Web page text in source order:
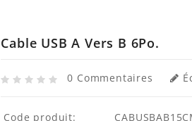
Cable USB A Vers B 6Po.
0 Commentaires
Code produit: